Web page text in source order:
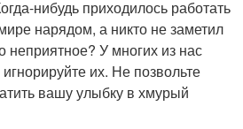
нибудь приходилось работать
нарядом, а никто не заметил
неприятное? У многих из нас
их. Не позвольте
вашу улыбку в хмурый